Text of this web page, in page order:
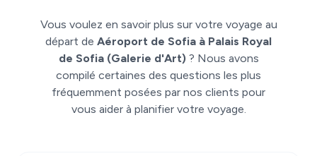
Vous voulez en savoir plus sur votre voyage au
départ de Aéroport de Sofia à Palais Royal
de Sofia (Galerie d'Art) ? Nous avons
compilé certaines des questions les plus
fréquemment posées par nos clients pour
vous aider à planifier votre voyage.